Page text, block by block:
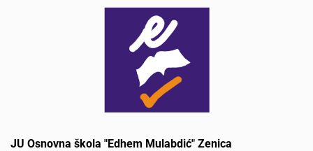
JU Osnovna škola "Edhem Mulabdić" Zenica